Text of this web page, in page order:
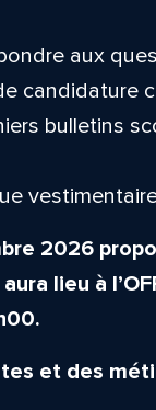
aux
candidature
bulletins
2026
lieu à
et des